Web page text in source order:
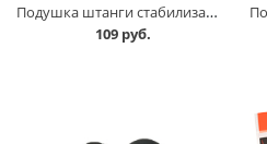
Подушка штанги стабилизатора 2110 Балаково в Кургане
109 руб.